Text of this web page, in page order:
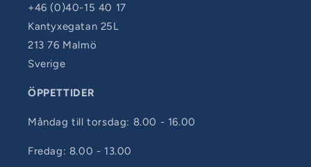
+46 (0)40-15 40 17
Kantyxegatan 25L
213 76 Malmö
Sverige
ÖPPETTIDER
Måndag till torsdag: 8.00 - 16.00
Fredag: 8.00 - 13.00